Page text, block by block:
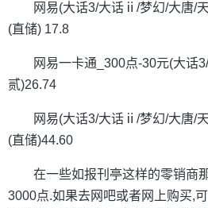
网易(大话3/大话ⅱ/梦幻/大唐/
(直储) 17.8
网易一卡通_300点-30元(大话
贰)26.74
网易(大话3/大话ⅱ/梦幻/大唐/
(直储)44.60
在一些如报刊亭这样的零销商
3000点.如果去网吧或者网上购买,